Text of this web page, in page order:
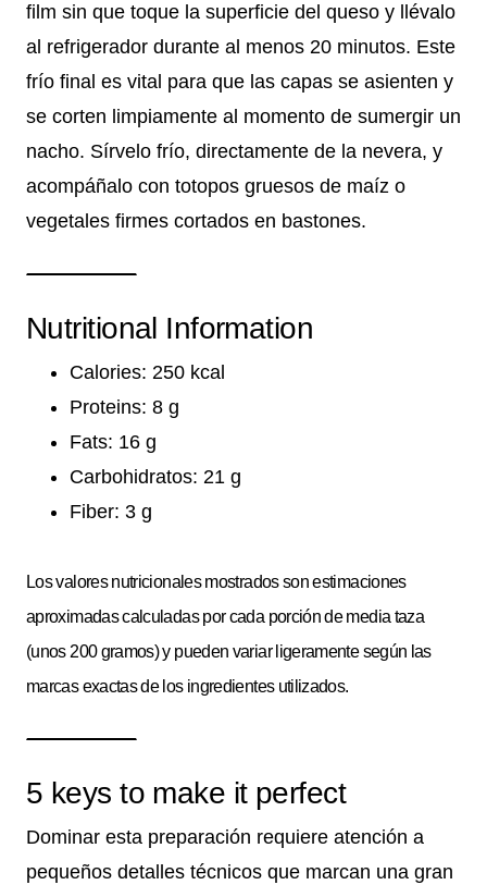
film sin que toque la superficie del queso y llévalo
al refrigerador durante al menos 20 minutos. Este
frío final es vital para que las capas se asienten y
se corten limpiamente al momento de sumergir un
nacho. Sírvelo frío, directamente de la nevera, y
acompáñalo con totopos gruesos de maíz o
vegetales firmes cortados en bastones.
Nutritional Information
Calories: 250 kcal
Proteins: 8 g
Fats: 16 g
Carbohidratos: 21 g
Fiber: 3 g
Los valores nutricionales mostrados son estimaciones
aproximadas calculadas por cada porción de media taza
(unos 200 gramos) y pueden variar ligeramente según las
marcas exactas de los ingredientes utilizados.
5 keys to make it perfect
Dominar esta preparación requiere atención a
pequeños detalles técnicos que marcan una gran